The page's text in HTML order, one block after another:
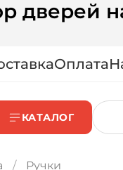
дверей
Оплата
КАТАЛОГ
Ручки